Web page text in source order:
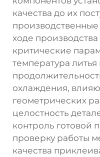
качества до их
ходе
критические
температура
охлаждения,
геометрических
целостность
контроль готовой
проверку работы
качества